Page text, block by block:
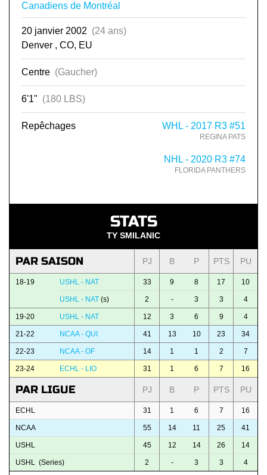
Canadiens de Montréal
20 janvier 2002 (24 ans)
Denver , CO, EU
Centre (Gaucher)
6'1" (180 LBS)
Repêchages WHL - 2017 R3 #51
REGINA PATS
NHL - 2020 R3 #74
FLORIDA PANTHERS
STATS
TY SMILANIC
PAR SAISON PJ B P PTS PU
18-19 USHL - NAT 33 9 8 17 10
USHL - NAT (s) 2 - 3 3 4
19-20 USHL - NAT 12 3 6 9 4
21-22 NCAA - QUI 41 13 10 23 34
22-23 NCAA - OF 14 1 1 2 7
23-24 ECHL - LIO 31 1 6 7 16
PAR LIGUE PJ B P PTS PU
ECHL 31 1 6 7 16
NCAA 55 14 11 25 41
USHL 45 12 14 26 14
USHL (Series) 2 - 3 3 4